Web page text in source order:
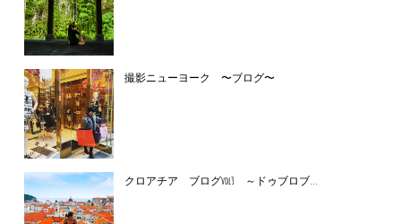
撮影ニューヨーク 〜ブログ〜
クロアチア ブログvol3 ～ドゥブロブ...